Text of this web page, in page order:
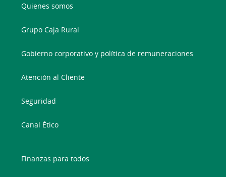
Quienes somos
Grupo Caja Rural
Gobierno corporativo y política de remuneraciones
Atención al Cliente
Seguridad
Canal Ético
Finanzas para todos